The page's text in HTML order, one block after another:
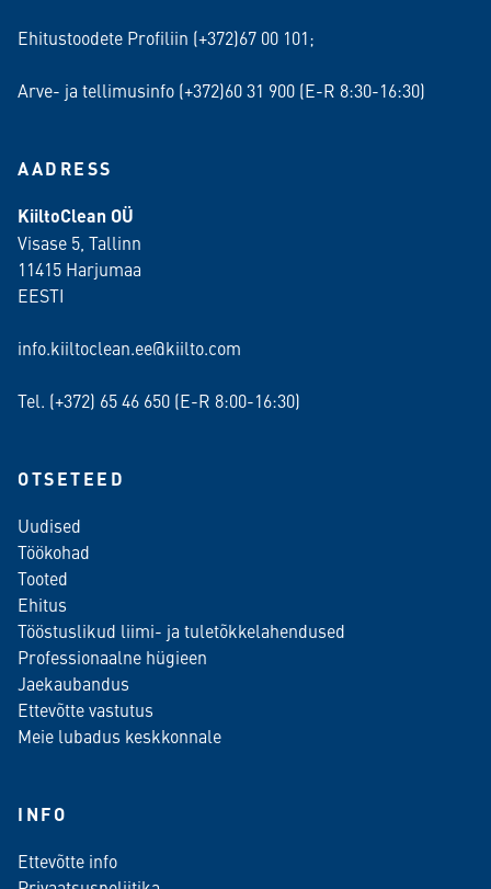
Ehitustoodete Profiliin (+372)67 00 101;
Arve- ja tellimusinfo (+372)60 31 900 (E-R 8:30-16:30)
AADRESS
KiiltoClean OÜ
Visase 5, Tallinn
11415 Harjumaa
EESTI
info.kiiltoclean.ee@kiilto.com
Tel. (+372) 65 46 650 (E-R 8:00-16:30)
OTSETEED
Uudised
Töökohad
Tooted
Ehitus
Tööstuslikud liimi- ja tuletõkkelahendused
Professionaalne hügieen
Jaekaubandus
Ettevõtte vastutus
Meie lubadus keskkonnale
INFO
Ettevõtte info